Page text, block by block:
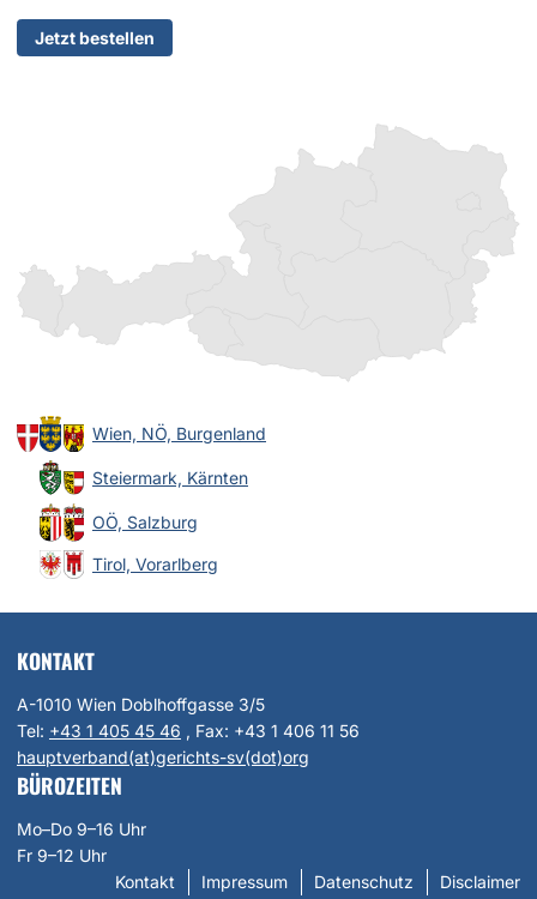
Wien, NÖ, Burgenland
Steiermark, Kärnten
OÖ, Salzburg
Tirol, Vorarlberg
KONTAKT
A-1010 Wien Doblhoffgasse 3/5
Tel: +43 1 405 45 46 , Fax: +43 1 406 11 56
hauptverband(at)gerichts-sv(dot)org
BÜROZEITEN
Mo–Do 9–16 Uhr
Fr 9–12 Uhr
Kontakt
Impressum Datenschutz Disclaimer